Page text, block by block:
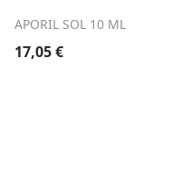
APORIL SOL 10 ML
17,05€